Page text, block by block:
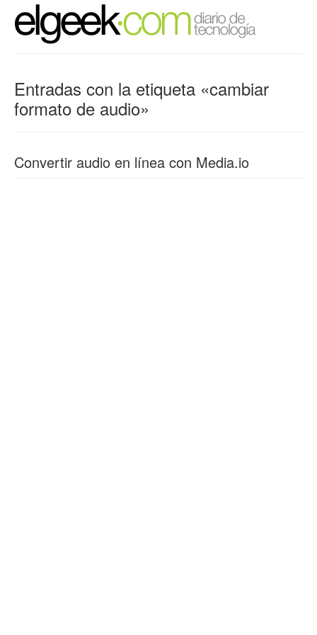
Entradas con la etiqueta «cambiar
formato de audio»
Convertir audio en línea con Media.io